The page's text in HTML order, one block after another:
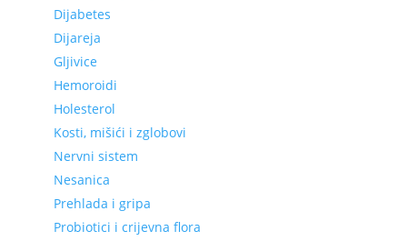
Dijabetes
Dijareja
Gljivice
Hemoroidi
Holesterol
Kosti, mišići i zglobovi
Nervni sistem
Nesanica
Prehlada i gripa
Probiotici i crijevna flora